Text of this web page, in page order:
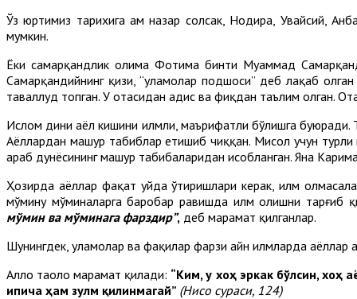
Ўз юртимиз тарихига ҳам назар солсак, Нодира, Увайсий,
мумкин.
Ёки самарқандлик олима Фотима бинти Муҳаммад
Самарқандийнинг қизи, “уламолар подшоси” деб лақаб
таваллуд топган. У отасидан ҳадис ва фиқҳдан таълим олган.
Ислом дини аёл кишини илмли, маърифатли бўлишга буюради.
Аёллардан машҳур табиблар етишиб чиққан. Мисол учун
араб дунёсининг машҳур табибаларидан ҳисобланган. Яна
Ҳозирда аёллар фақат уйда ўтиришлари керак, илм
мўмину мўминаларга баробар равишда илм олишни тарғиб
мўмин ва мўминага фарздир”, деб марҳамат қилганлар.
Шунингдек, уламолар ва фақиҳлар фарзи айн илмларда аёллар
Ал­лоҳ таоло марҳамат қилади: “Ким, у хоҳ эркак бўл­син, хоҳ
ипича ҳам зулм қилинмагай” (Нисо сураси, 124)